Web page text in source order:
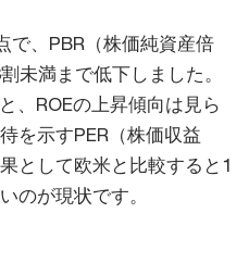
で、PBR（株価純資産倍
未満まで低下しました。
、ROEの上昇傾向は見ら
を示すPER（株価収益
として欧米と比較すると1
のが現状です。